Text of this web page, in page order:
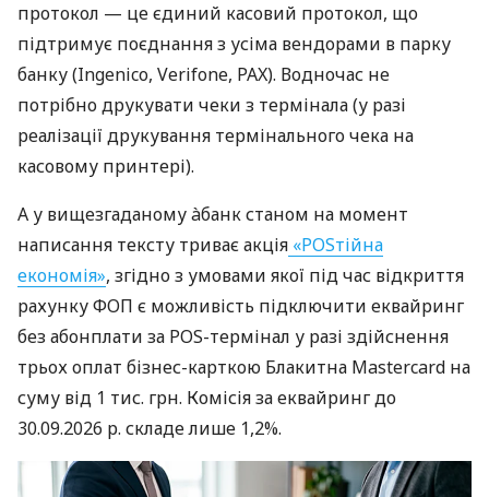
протокол — це єдиний касовий протокол, що
підтримує поєднання з усіма вендорами в парку
банку (Ingenico, Verifone, PAX). Водночас не
потрібно друкувати чеки з термінала (у разі
реалізації друкування термінального чека на
касовому принтері).
А у вищезгаданому àбанк станом на момент
написання тексту триває акція «POSтійна
економія», згідно з умовами якої під час відкриття
рахунку ФОП є можливість підключити еквайринг
без абонплати за POS-термінал у разі здійснення
трьох оплат бізнес-карткою Блакитна Mastercard на
суму від 1 тис. грн. Комісія за еквайринг до
30.09.2026 р. складе лише 1,2%.